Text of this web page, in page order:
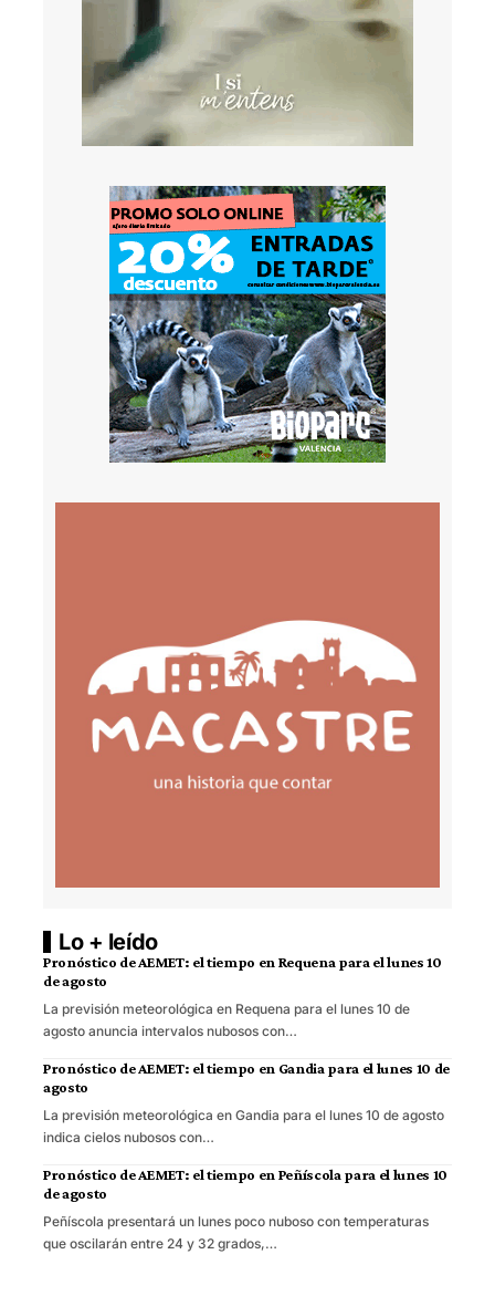
Lo + leído
Pronóstico de AEMET: el tiempo en Requena para el lunes 10
de agosto
La previsión meteorológica en Requena para el lunes 10 de
agosto anuncia intervalos nubosos con…
Pronóstico de AEMET: el tiempo en Gandia para el lunes 10 de
agosto
La previsión meteorológica en Gandia para el lunes 10 de agosto
indica cielos nubosos con…
Pronóstico de AEMET: el tiempo en Peñíscola para el lunes 10
de agosto
Peñíscola presentará un lunes poco nuboso con temperaturas
que oscilarán entre 24 y 32 grados,…